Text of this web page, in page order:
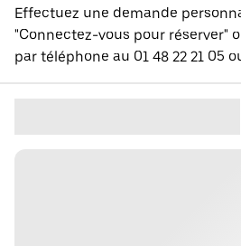
Effectuez une demande
"Connectez-vous pour réserver"
par téléphone au 01 48 22 21 05